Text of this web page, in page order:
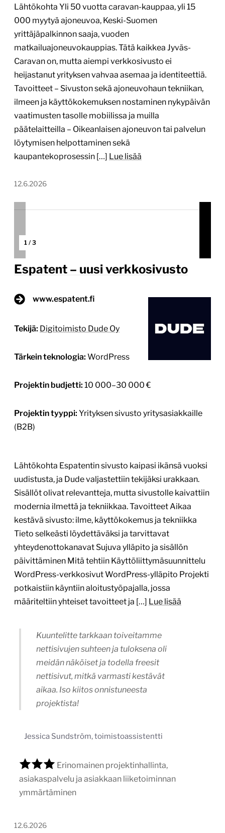
Lähtökohta Yli 50 vuotta caravan-kauppaa, yli 15
000 myytyä ajoneuvoa, Keski-Suomen
yrittäjäpalkinnon saaja, vuoden
matkailuajoneuvokauppias. Tätä kaikkea Jyväs-
Caravan on, mutta aiempi verkkosivusto ei
heijastanut yrityksen vahvaa asemaa ja identiteettiä.
Tavoitteet – Sivuston sekä ajoneuvohaun tekniikan,
ilmeen ja käyttökokemuksen nostaminen nykypäivän
vaatimusten tasolle mobiilissa ja muilla
päätelaitteilla – Oikeanlaisen ajoneuvon tai palvelun
löytymisen helpottaminen sekä
kaupantekoprosessin […] Lue lisää
12.6.2026
1 / 3
Espatent – uusi verkkosivusto
www.espatent.fi
Tekijä: Digitoimisto Dude Oy
Tärkein teknologia: WordPress
Projektin budjetti: 10 000–30 000 €
Projektin tyyppi: Yrityksen sivusto yritysasiakkaille
(B2B)
Lähtökohta Espatentin sivusto kaipasi ikänsä vuoksi
uudistusta, ja Dude valjastettiin tekijäksi urakkaan.
Sisällöt olivat relevantteja, mutta sivustolle kaivattiin
modernia ilmettä ja tekniikkaa. Tavoitteet Aikaa
kestävä sivusto: ilme, käyttökokemus ja tekniikka
Tieto selkeästi löydettäväksi ja tarvittavat
yhteydenottokanavat Sujuva ylläpito ja sisällön
päivittäminen Mitä tehtiin Käyttöliittymäsuunnittelu
WordPress-verkkosivut WordPress-ylläpito Projekti
potkaistiin käyntiin aloitustyöpajalla, jossa
määriteltiin yhteiset tavoitteet ja […] Lue lisää
Kuuntelitte tarkkaan toiveitamme
nettisivujen suhteen ja tuloksena oli
meidän näköiset ja todella freesit
nettisivut, mitkä varmasti kestävät
aikaa. Iso kiitos onnistuneesta
projektista!
Jessica Sundström, toimistoassistentti
Erinomainen projektinhallinta,
asiakaspalvelu ja asiakkaan liiketoiminnan
ymmärtäminen
12.6.2026